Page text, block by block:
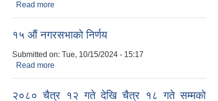
Read more
१५ औं नगरसभाको निर्णय
Submitted on: Tue, 10/15/2024 - 15:17
Read more
२०८० चैत्र १२ गते देखि चैत्र १८ गते सम्मको